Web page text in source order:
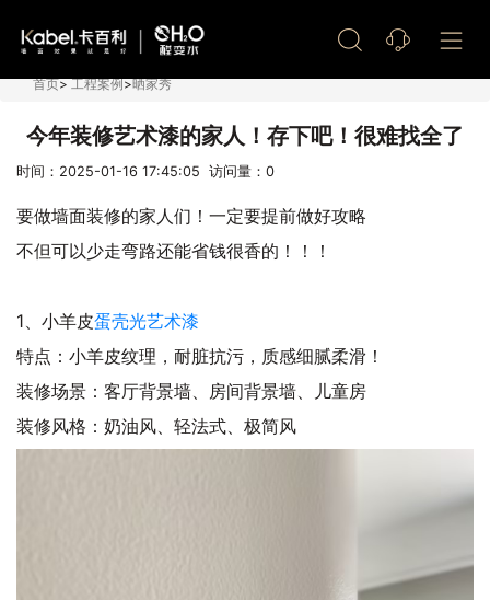
首页>工程案例>晒家秀
今年装修艺术漆的家人！存下吧！很难找全了
时间：2025-01-16 17:45:05 访问量： 0
要做墙面装修的家人们！一定要提前做好攻略
不但可以少走弯路还能省钱很香的！！！
1、小羊皮蛋壳光艺术漆
特点：小羊皮纹理，耐脏抗污，质感细腻柔滑！
装修场景：客厅背景墙、房间背景墙、儿童房
装修风格：奶油风、轻法式、极简风